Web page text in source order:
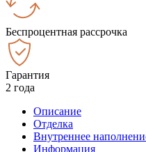
Беспроцентная рассрочка
Гарантия
2 года
Описание
Отделка
Внутреннее
Информация